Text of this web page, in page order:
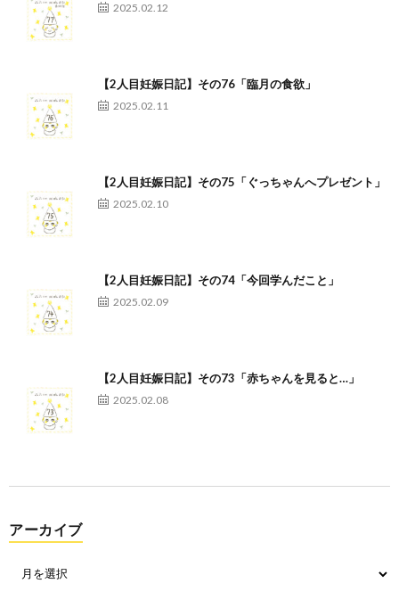
2025.02.12
【2人目妊娠日記】その76「臨月の食欲」
2025.02.11
【2人目妊娠日記】その75「ぐっちゃんへプレゼント」
2025.02.10
【2人目妊娠日記】その74「今回学んだこと」
2025.02.09
【2人目妊娠日記】その73「赤ちゃんを見ると…」
2025.02.08
アーカイブ